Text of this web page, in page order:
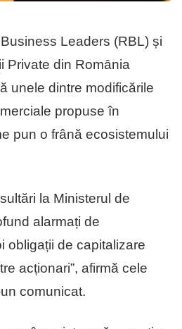
Leaders (RBL) și
Private din Romȃnia
unele dintre modificările
propuse în
pun o frână ecosistemului
la Ministerul de
alarmați de
obligații de capitalizare
acționari”, afirmă cele
comunicat.